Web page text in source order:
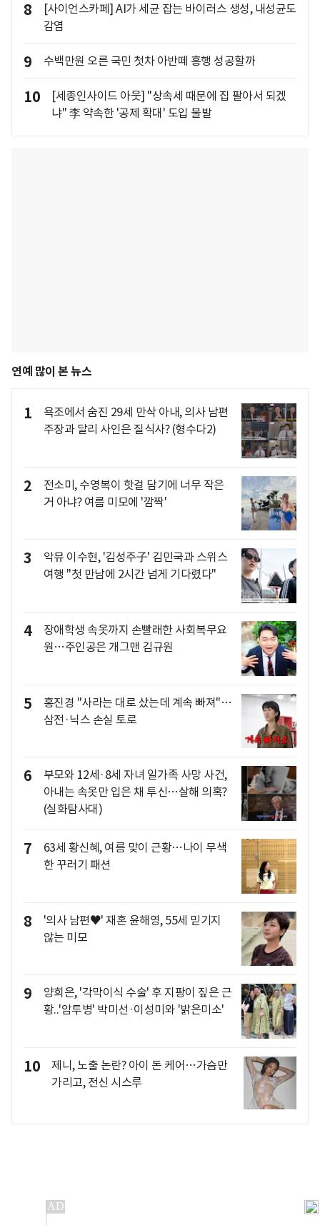
8
[사이언스카페] AI가 세균 잡는 바이러스 생성, 내성균도
감염
9 수백만원 오른 국민 첫차 아반떼 흥행 성공할까
10
[세종인사이드 아웃] "상속세 때문에 집 팔아서 되겠
냐" 李 약속한 '공제 확대' 도입 불발
연예 많이 본 뉴스
1
욕조에서 숨진 29세 만삭 아내, 의사 남편
주장과 달리 사인은 질식사? (형수다2)
2
전소미, 수영복이 핫걸 담기에 너무 작은
거 아냐? 여름 미모에 '깜짝'
3
악뮤 이수현, '김성주子' 김민국과 스위스
여행 "첫 만남에 2시간 넘게 기다렸다"
4
장애학생 속옷까지 손빨래한 사회복무요
원…주인공은 개그맨 김규원
5
홍진경 "사라는 대로 샀는데 계속 빠져"…
삼전·닉스 손실 토로
6
부모와 12세·8세 자녀 일가족 사망 사건,
아내는 속옷만 입은 채 투신…살해 의혹?
(실화탐사대)
7
63세 황신혜, 여름 맞이 근황…나이 무색
한 꾸러기 패션
8
'의사 남편♥' 재혼 윤해영, 55세 믿기지
않는 미모
9
양희은, '각막이식 수술' 후 지팡이 짚은 근
황..'암투병' 박미선·이성미와 '밝은미소'
10
제니, 노출 논란? 아이 돈 케어…가슴만
가리고, 전신 시스루